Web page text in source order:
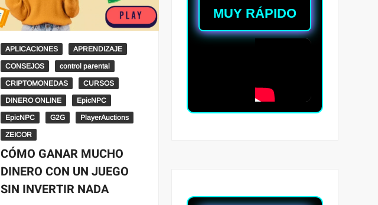
APLICACIONES APRENDIZAJE
CONSEJOS control parental
CRIPTOMONEDAS CURSOS
DINERO ONLINE EpicNPC
EpicNPC G2G PlayerAuctions
ZEICOR
CÓMO GANAR MUCHO
DINERO CON UN JUEGO
SIN INVERTIR NADA
MUY RÁPIDO